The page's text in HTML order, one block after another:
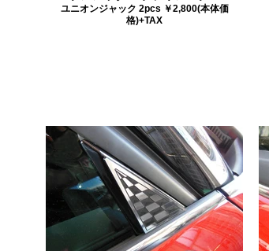
ユニオンジャック 2pcs ￥2,800(本体価
格)+TAX